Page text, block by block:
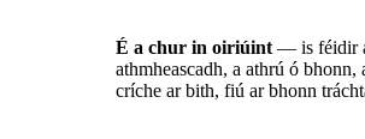
É a chur in oiriúint — is féidir
athmheascadh, a athrú ó bhonn,
críche ar bith, fiú ar bhonn